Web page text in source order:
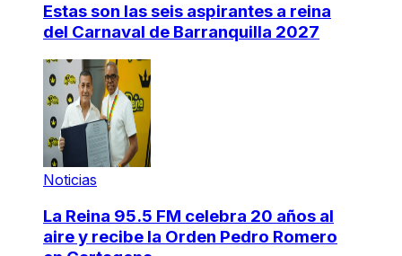
Estas son las seis aspirantes a reina
del Carnaval de Barranquilla 2027
Noticias
La Reina 95.5 FM celebra 20 años al
aire y recibe la Orden Pedro Romero